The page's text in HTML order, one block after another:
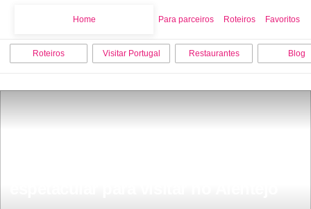
Home Para parceiros Roteiros Favoritos
Roteiros Visitar Portugal Restaurantes Blog